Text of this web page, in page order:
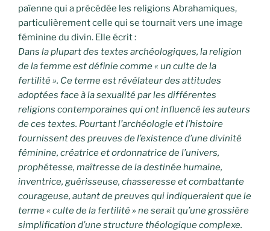
païenne qui a précédée les religions Abrahamiques,
particulièrement celle qui se tournait vers une image
féminine du divin. Elle écrit :
Dans la plupart des textes archéologiques, la religion
de la femme est définie comme « un culte de la
fertilité ». Ce terme est révélateur des attitudes
adoptées face à la sexualité par les différentes
religions contemporaines qui ont influencé les auteurs
de ces textes. Pourtant l’archéologie et l’histoire
fournissent des preuves de l’existence d’une divinité
féminine, créatrice et ordonnatrice de l’univers,
prophétesse, maîtresse de la destinée humaine,
inventrice, guérisseuse, chasseresse et combattante
courageuse, autant de preuves qui indiqueraient que le
terme « culte de la fertilité » ne serait qu’une grossière
simplification d’une structure théologique complexe.